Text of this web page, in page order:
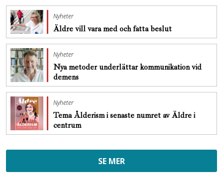
Nyheter
Äldre vill vara med och fatta beslut
Nyheter
Nya metoder underlättar kommunikation vid
demens
Nyheter
Tema Ålderism i senaste numret av Äldre i
centrum
SE MER